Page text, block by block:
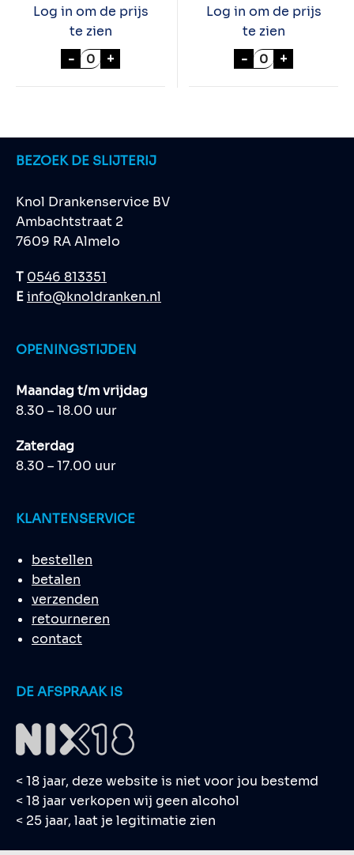
Log in om de prijs
te zien
- ROSÉ MAX GLAS 25cl DOOS A 6 aantal
+
Log in om de prijs
te zien
- Bavaria
+
BEZOEK DE SLIJTERIJ
Knol Drankenservice BV
Ambachtstraat 2
7609 RA Almelo
T 0546 813351
Einfo@knoldranken.nl
OPENINGSTIJDEN
Maandag t/m vrijdag
8.30 – 18.00 uur
Zaterdag
8.30 – 17.00 uur
KLANTENSERVICE
bestellen
betalen
verzenden
retourneren
contact
DE AFSPRAAK IS
< 18 jaar, deze website is niet voor jou bestemd
< 18 jaar verkopen wij geen alcohol
< 25 jaar, laat je legitimatie zien